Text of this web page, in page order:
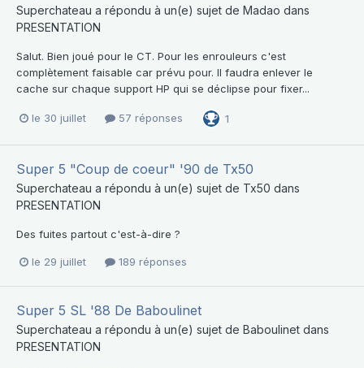
Superchateau a répondu à un(e) sujet de Madao dans
PRESENTATION
Salut. Bien joué pour le CT. Pour les enrouleurs c'est
complètement faisable car prévu pour. Il faudra enlever le
cache sur chaque support HP qui se déclipse pour fixer...
le 30 juillet 57 réponses 1
Super 5 "Coup de coeur" '90 de Tx50
Superchateau a répondu à un(e) sujet de Tx50 dans
PRESENTATION
Des fuites partout c'est-à-dire ?
le 29 juillet 189 réponses
Super 5 SL '88 De Baboulinet
Superchateau a répondu à un(e) sujet de Baboulinet dans
PRESENTATION